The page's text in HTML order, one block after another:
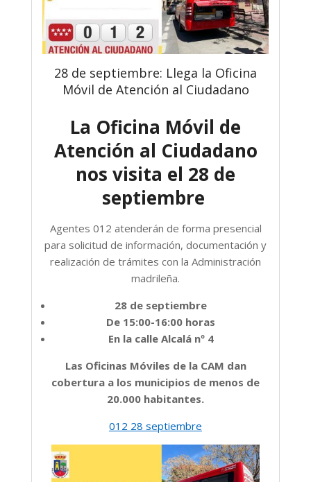
28 de septiembre: Llega la Oficina
Móvil de Atención al Ciudadano
La Oficina Móvil de
Atención al Ciudadano
nos visita el 28 de
septiembre
Agentes 012 atenderán de forma presencial
para solicitud de información, documentación y
realización de trámites con la Administración
madrileña.
28 de septiembre
De 15:00-16:00 horas
En la calle Alcalá nº 4
Las Oficinas Móviles de la CAM dan
cobertura a los municipios de menos de
20.000 habitantes.
012 28 septiembre